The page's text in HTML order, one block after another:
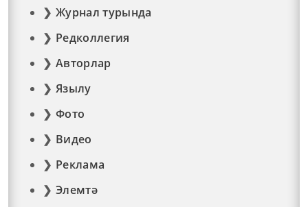
Журнал турында
Редколлегия
Авторлар
Язылу
Фото
Видео
Реклама
Элемтә